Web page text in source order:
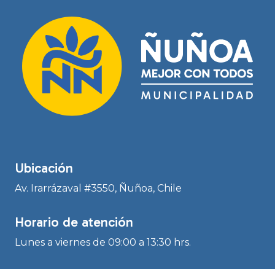
Ubicación
Av. Irarrázaval #3550, Ñuñoa, Chile
Horario de atención
Lunes a viernes de 09:00 a 13:30 hrs.